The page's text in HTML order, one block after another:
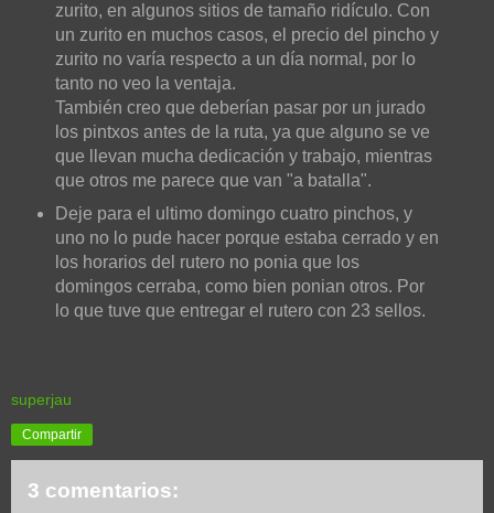
zurito, en algunos sitios de tamaño ridículo. Con
un zurito en muchos casos, el precio del pincho y
zurito no varía respecto a un día normal, por lo
tanto no veo la ventaja.
También creo que deberían pasar por un jurado
los pintxos antes de la ruta, ya que alguno se ve
que llevan mucha dedicación y trabajo, mientras
que otros me parece que van "a batalla".
Deje para el ultimo domingo cuatro pinchos, y
uno no lo pude hacer porque estaba cerrado y en
los horarios del rutero no ponia que los
domingos cerraba, como bien ponian otros. Por
lo que tuve que entregar el rutero con 23 sellos.
superjau
Compartir
3 comentarios: